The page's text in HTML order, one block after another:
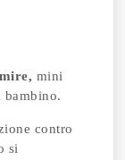
mini
contro
si